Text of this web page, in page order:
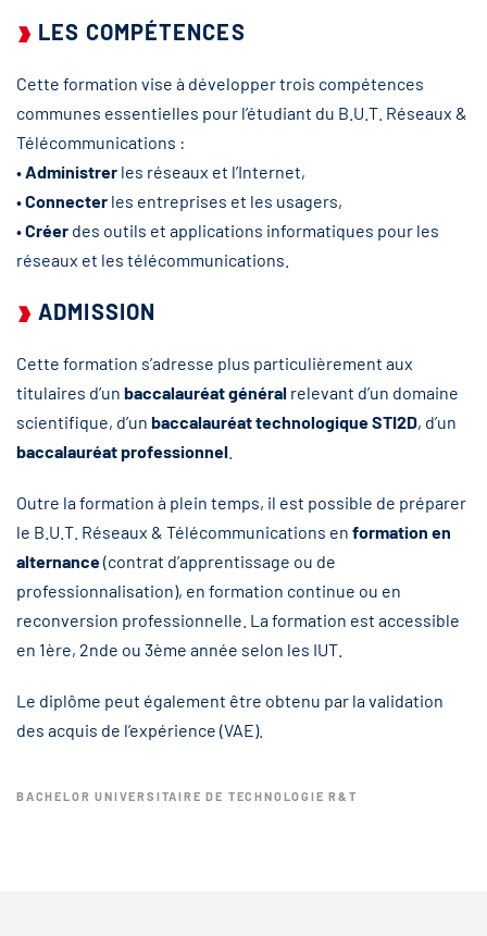
LES COMPÉTENCES
Cette formation vise à développer trois compétences
communes essentielles pour l’étudiant du B.U.T. Réseaux &
Télécommunications :
•Administrer les réseaux et l’Internet,
•Connecter les entreprises et les usagers,
•Créer des outils et applications informatiques pour les
réseaux et les télécommunications.
ADMISSION
Cette formation s’adresse plus particulièrement aux
titulaires d’un baccalauréat général relevant d’un domaine
scientifique, d’un baccalauréat technologique STI2D, d’un
baccalauréat professionnel
Outre la formation à plein temps, il est possible de préparer
le B.U.T. Réseaux & Télécommunications en formation en
alternance(contrat d’apprentissage ou de
professionnalisation), en formation continue ou en
reconversion professionnelle. La formation est accessible
en 1ère, 2nde ou 3ème année selon les IUT.
Le diplôme peut également être obtenu par la validation
des acquis de l’expérience (VAE).
BACHELOR UNIVERSITAIRE DE TECHNOLOGIE R&T